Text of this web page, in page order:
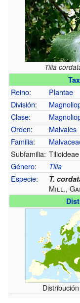
Tilia
Reino:
Plantae
División:
Clase:
Orden:
Malvales
Familia:
Subfamilia: Tilioideae
Género: Tilia
Especie: T.
Mill.,